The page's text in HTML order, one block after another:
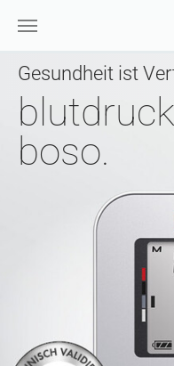
Gesundheit ist
boso.